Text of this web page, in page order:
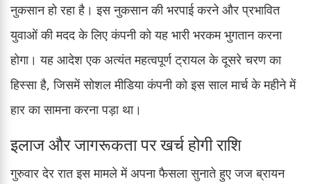
नुकसान हो रहा है। इस नुकसान की भरपाई करने और प्रभावित
युवाओं की मदद के लिए कंपनी को यह भारी भरकम भुगतान करना
होगा। यह आदेश एक अत्यंत महत्वपूर्ण ट्रायल के दूसरे चरण का
हिस्सा है, जिसमें सोशल मीडिया कंपनी को इस साल मार्च के महीने में
हार का सामना करना पड़ा था।
इलाज और जागरूकता पर खर्च होगी राशि
गुरुवार देर रात इस मामले में अपना फैसला सुनाते हुए जज ब्रायन